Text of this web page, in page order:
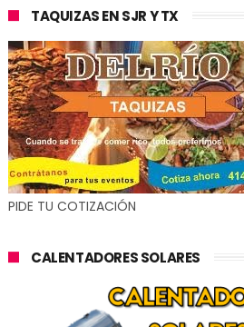
TAQUIZAS EN SJR Y TX
PIDE TU COTIZACIÓN
CALENTADORES SOLARES